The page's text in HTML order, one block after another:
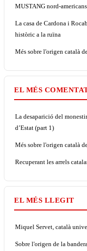
MUSTANG nord-
La casa de Cardona i
històric a la ruïna
Més sobre l'origen català
EL MÉS
La desaparició del
d’Estat (part 1)
Més sobre l'origen català
Recuperant les arrels
EL MÉS LLEGIT
Miquel Servet, català
Sobre l'origen de la